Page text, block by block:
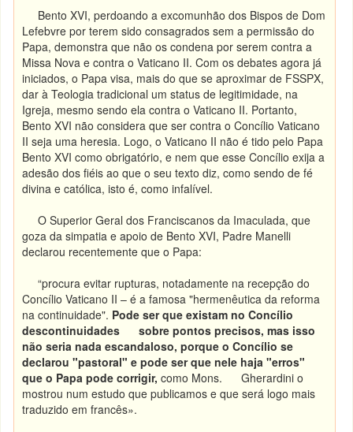
Bento XVI, perdoando a excomunhão dos Bispos de Dom
Lefebvre por terem sido consagrados sem a permissão do
Papa, demonstra que não os condena por serem contra a
Missa Nova e contra o Vaticano II. Com os debates agora já
iniciados, o Papa visa, mais do que se aproximar de FSSPX,
dar à Teologia tradicional um status de legitimidade, na
Igreja, mesmo sendo ela contra o Vaticano II. Portanto,
Bento XVI não considera que ser contra o Concílio Vaticano
II seja uma heresia. Logo, o Vaticano II não é tido pelo Papa
Bento XVI como obrigatório, e nem que esse Concílio exija a
adesão dos fiéis ao que o seu texto diz, como sendo de fé
divina e católica, isto é, como infalível.
O Superior Geral dos Franciscanos da Imaculada, que
goza da simpatia e apoio de Bento XVI, Padre Manelli
declarou recentemente que o Papa:
“procura evitar rupturas, notadamente na recepção do
Concílio Vaticano II – é a famosa "hermenêutica da reforma
na continuidade". Pode ser que existam no Concílio
descontinuidades sobre pontos precisos, mas isso
não seria nada escandaloso, porque o Concílio se
declarou "pastoral" e pode ser que nele haja "erros"
que o Papa pode corrigir, como Mons. Gherardini o
mostrou num estudo que publicamos e que será logo mais
traduzido em francês».